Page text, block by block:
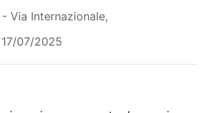
Via Internazionale,
07/2025